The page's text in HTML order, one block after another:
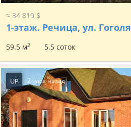
≈ 34 819 $
1-этаж. Речица, ул. Гоголя
59.5 м2 5.5 соток
UP 2 часа назад